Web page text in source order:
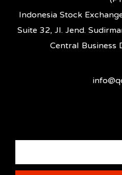
Indonesia Stock
Suite 32, Jl. Jend.
Central Business